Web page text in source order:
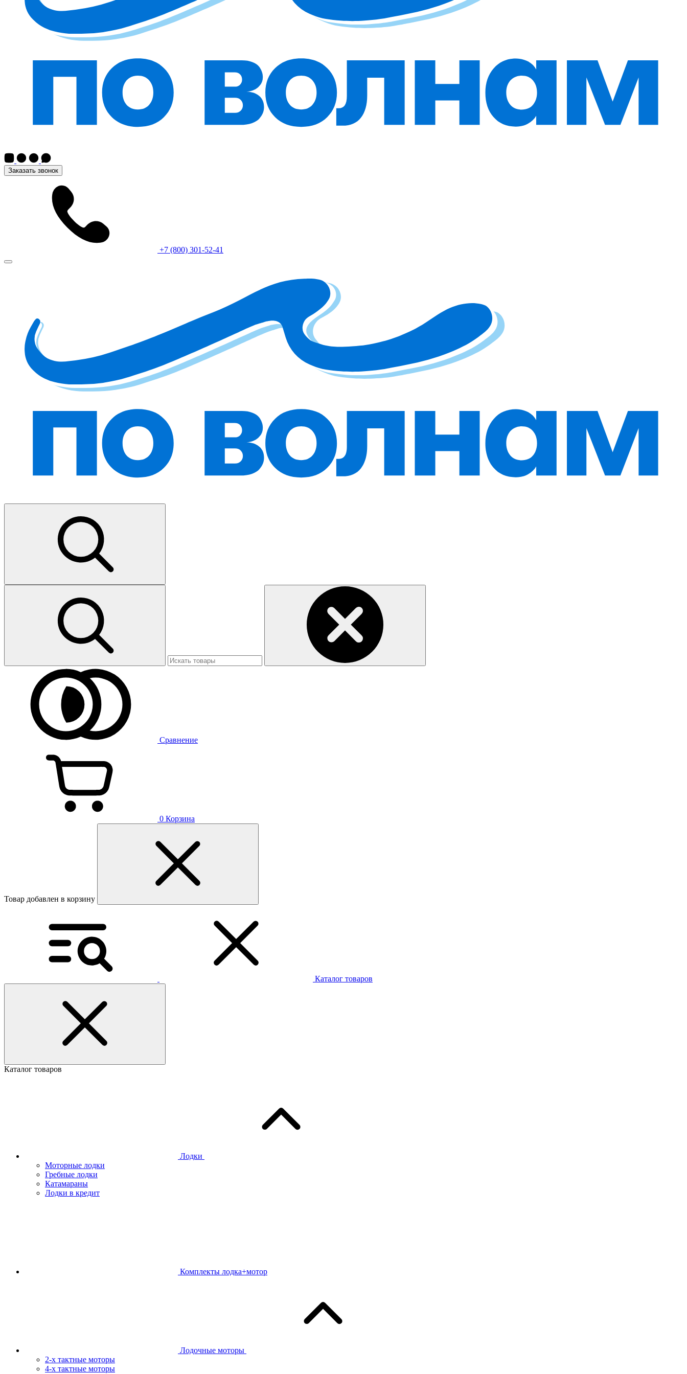
Заказать звонок
+7 (800) 301-52-41
Сравнение
0 Корзина
Товар добавлен в корзину
Каталог товаров
Каталог товаров
Лодки
Моторные лодки
Гребные лодки
Катамараны
Лодки в кредит
Комплекты лодка+мотор
Лодочные моторы
2-х тактные моторы
4-х тактные моторы